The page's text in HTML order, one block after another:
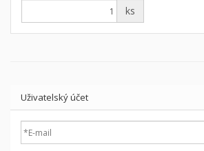
ks
Uživatelský účet